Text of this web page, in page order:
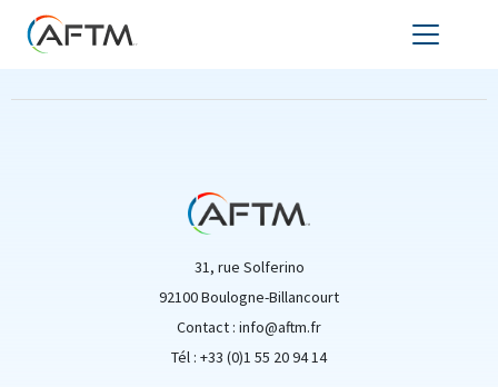
31, rue Solferino
92100 Boulogne-Billancourt
Contact : info@aftm.fr
Tél : +33 (0)1 55 20 94 14